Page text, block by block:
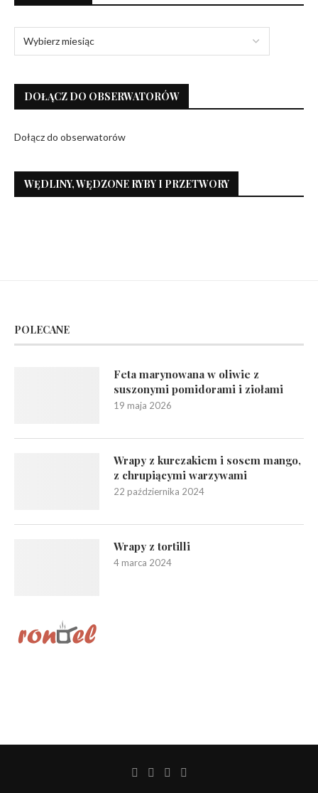
DOŁĄCZ DO OBSERWATORÓW
Dołącz do obserwatorów
WĘDLINY, WĘDZONE RYBY I PRZETWORY
POLECANE
Feta marynowana w oliwie z
suszonymi pomidorami i ziołami
19 maja 2026
Wrapy z kurczakiem i sosem mango,
z chrupiącymi warzywami
22 października 2024
Wrapy z tortilli
4 marca 2024